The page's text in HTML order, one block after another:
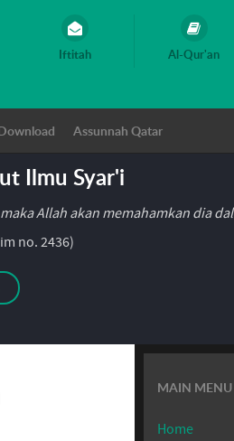
Iftitah Al-Qur'an
Assunnah Qatar
Ilmu Syar'i
Allah akan memahamkan dia
no. 2436)
MAIN MENU
Home